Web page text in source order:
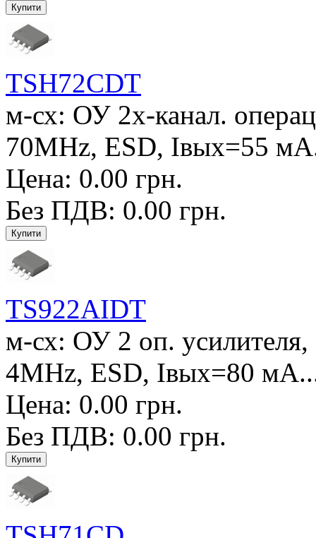
TSH72CDT
м-сх: ОУ 2х-канал.
70MHz, ESD, Iвых=55
Цена: 0.00 грн.
Без ПДВ: 0.00 грн.
TS922AIDT
м-сх: ОУ 2 оп.
4MHz, ESD, Iвых=80
Цена: 0.00 грн.
Без ПДВ: 0.00 грн.